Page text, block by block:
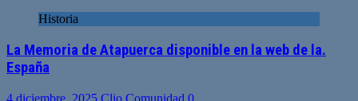
Historia
La Memoria de Atapuerca disponible en la web de la.
España
4 diciembre, 2025 Clio Comunidad 0